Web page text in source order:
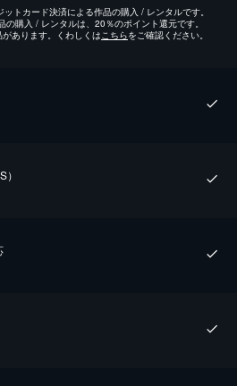
トカード決済による作品の購入 / レンタルです。
購入 / レンタルは、20％のポイント還元です。
あります。くわしくは こちらをご確認ください。